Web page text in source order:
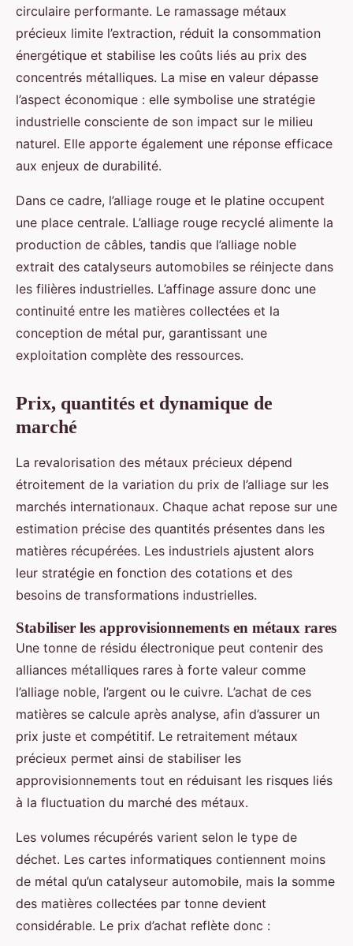
circulaire performante. Le ramassage métaux
précieux limite l’extraction, réduit la consommation
énergétique et stabilise les coûts liés au prix des
concentrés métalliques. La mise en valeur dépasse
l’aspect économique : elle symbolise une stratégie
industrielle consciente de son impact sur le milieu
naturel. Elle apporte également une réponse efficace
aux enjeux de durabilité.
Dans ce cadre, l’alliage rouge et le platine occupent
une place centrale. L’alliage rouge recyclé alimente la
production de câbles, tandis que l’alliage noble
extrait des catalyseurs automobiles se réinjecte dans
les filières industrielles. L’affinage assure donc une
continuité entre les matières collectées et la
conception de métal pur, garantissant une
exploitation complète des ressources.
Prix, quantités et dynamique de
marché
La revalorisation des métaux précieux dépend
étroitement de la variation du prix de l’alliage sur les
marchés internationaux. Chaque achat repose sur une
estimation précise des quantités présentes dans les
matières récupérées. Les industriels ajustent alors
leur stratégie en fonction des cotations et des
besoins de transformations industrielles.
Stabiliser les approvisionnements en métaux rares
Une tonne de résidu électronique peut contenir des
alliances métalliques rares à forte valeur comme
l’alliage noble, l’argent ou le cuivre. L’achat de ces
matières se calcule après analyse, afin d’assurer un
prix juste et compétitif. Le retraitement métaux
précieux permet ainsi de stabiliser les
approvisionnements tout en réduisant les risques liés
à la fluctuation du marché des métaux.
Les volumes récupérés varient selon le type de
déchet. Les cartes informatiques contiennent moins
de métal qu’un catalyseur automobile, mais la somme
des matières collectées par tonne devient
considérable. Le prix d’achat reflète donc :